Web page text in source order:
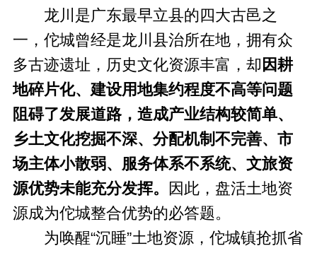
龙川是广东最早立县的四大古邑之
一，佗城曾经是龙川县治所在地，拥有众
多古迹遗址，历史文化资源丰富，却 因耕
地碎片化、建设用地集约程度不高等问题
阻碍了发展道路，造成产业结构较简单、
乡土文化挖掘不深、分配机制不完善、市
场主体小散弱、服务体系不系统、文旅资
源优势未能充分发挥。
因此，盘活土地资
源成为佗城整合优势的必答题。
为唤醒“沉睡”土地资源，佗城镇抢抓省